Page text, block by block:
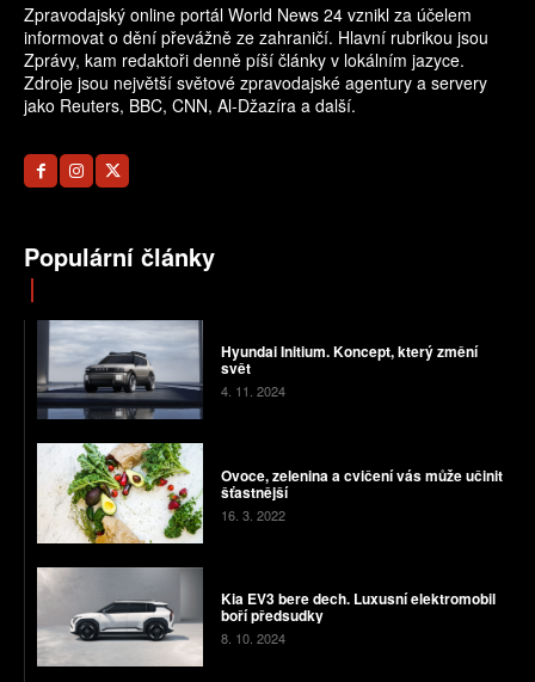
Zpravodajský online portál World News 24 vznikl za účelem
informovat o dění převážně ze zahraničí. Hlavní rubrikou jsou
Zprávy, kam redaktoři denně píší články v lokálním jazyce.
Zdroje jsou největší světové zpravodajské agentury a servery
jako Reuters, BBC, CNN, Al-Džazíra a další.
Populární články
Hyundai Initium. Koncept, který změní
svět
4. 11. 2024
Ovoce, zelenina a cvičení vás může učinit
šťastnější
16. 3. 2022
Kia EV3 bere dech. Luxusní elektromobil
boří předsudky
8. 10. 2024